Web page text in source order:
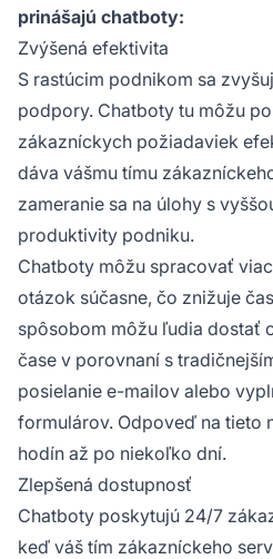
prinášajú chatboty:
Zvýšená efektivita
S rastúcim podnikom sa
podpory. Chatboty tu môžu
zákazníckych požiadaviek
dáva vášmu tímu
zameranie sa na úlohy s
produktivity podniku.
Chatboty môžu spracovať
otázok súčasne, čo znižuje
spôsobom môžu ľudia dostať
čase v porovnaní s
posielanie e-mailov alebo
formulárov. Odpoveď na tieto
hodín až po niekoľko dní.
Zlepšená dostupnosť
Chatboty poskytujú 24/7
keď váš tím zákazníckeho